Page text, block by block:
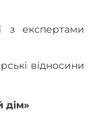
з експертами
відносини
дім»